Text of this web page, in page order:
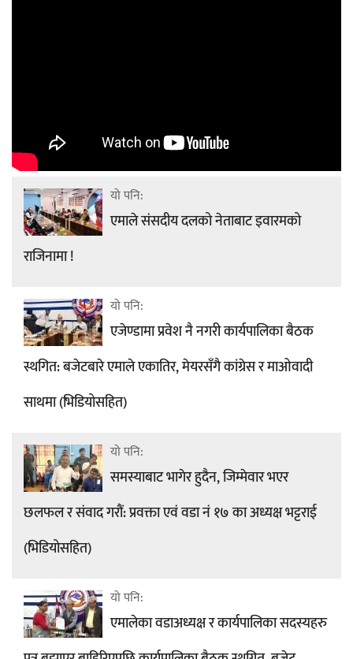
यो पनि:
एमाले संसदीय दलको नेताबाट इवारमको
राजिनामा !
यो पनि:
एजेण्डामा प्रवेश नै नगरी कार्यपालिका बैठक
स्थगित: बजेटबारे एमाले एकातिर, मेयरसँगै कांग्रेस र माओवादी
साथमा (भिडियोसहित)
यो पनि:
समस्याबाट भागेर हुदैन, जिम्मेवार भएर
छलफल र संवाद गरौं: प्रवक्ता एवं वडा नं १७ का अध्यक्ष भट्टराई
(भिडियोसहित)
यो पनि:
एमालेका वडाअध्यक्ष र कार्यपालिका सदस्यहरु